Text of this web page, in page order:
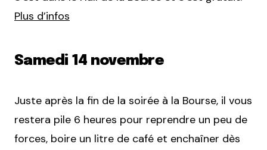
Plus d’infos
Samedi 14 novembre
Juste après la fin de la soirée à la Bourse, il vous
restera pile 6 heures pour reprendre un peu de
forces, boire un litre de café et enchaîner dès